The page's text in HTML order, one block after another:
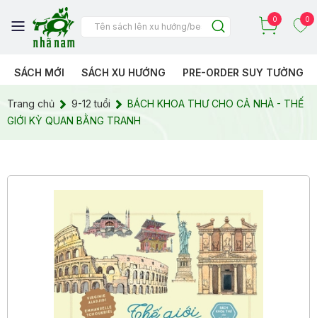
0 0
SÁCH MỚI SÁCH XU HƯỚNG PRE-ORDER SUY TƯỞNG
Trang chủ 9-12 tuổi
BÁCH KHOA THƯ CHO CẢ NHÀ - THẾ
GIỚI KỲ QUAN BẰNG TRANH